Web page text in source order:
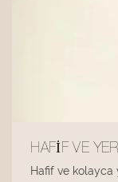
HAFIF VE
Hafif ve kolayca